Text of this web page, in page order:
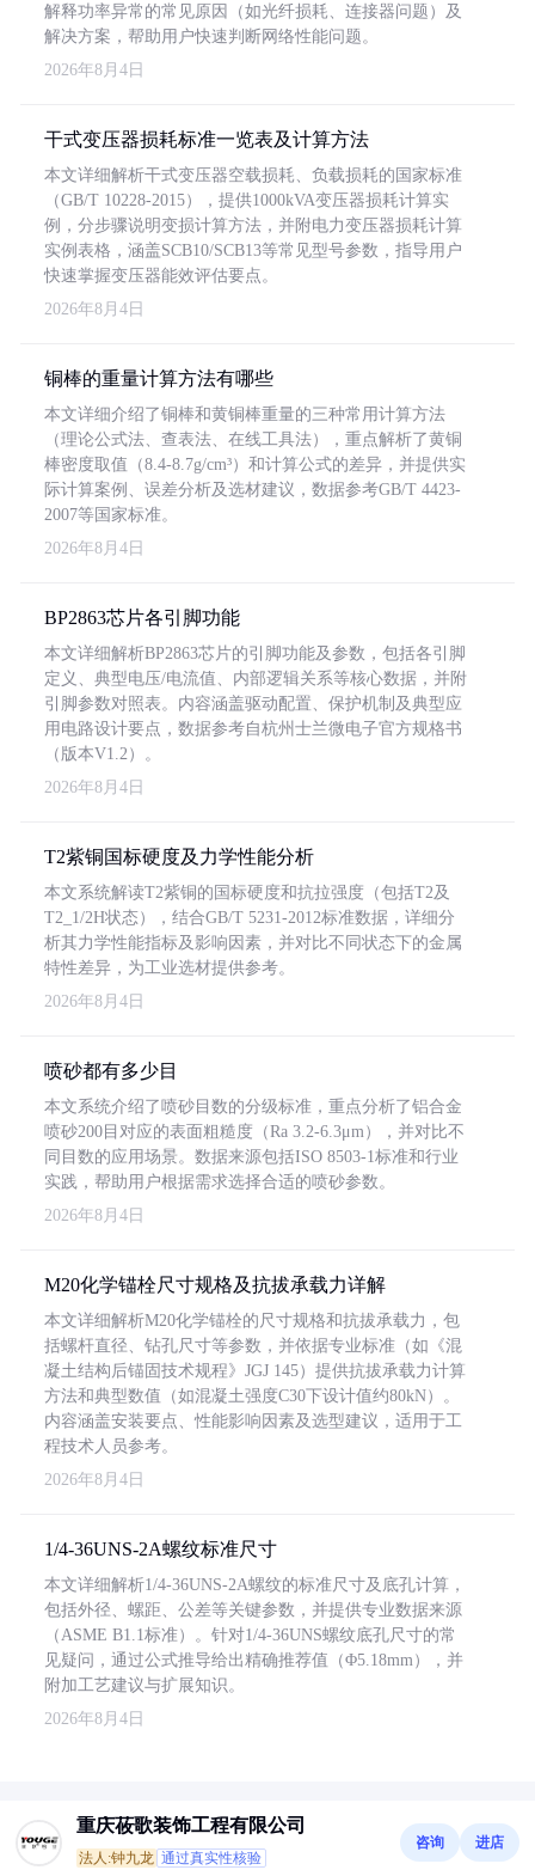
解释功率异常的常见原因（如光纤损耗、连接器问题）及
解决方案，帮助用户快速判断网络性能问题。
2026年8月4日
干式变压器损耗标准一览表及计算方法
本文详细解析干式变压器空载损耗、负载损耗的国家标准
（GB/T 10228-2015），提供1000kVA变压器损耗计算实
例，分步骤说明变损计算方法，并附电力变压器损耗计算
实例表格，涵盖SCB10/SCB13等常见型号参数，指导用户
快速掌握变压器能效评估要点。
2026年8月4日
铜棒的重量计算方法有哪些
本文详细介绍了铜棒和黄铜棒重量的三种常用计算方法
（理论公式法、查表法、在线工具法），重点解析了黄铜
棒密度取值（8.4-8.7g/cm³）和计算公式的差异，并提供实
际计算案例、误差分析及选材建议，数据参考GB/T 4423-
2007等国家标准。
2026年8月4日
BP2863芯片各引脚功能
本文详细解析BP2863芯片的引脚功能及参数，包括各引脚
定义、典型电压/电流值、内部逻辑关系等核心数据，并附
引脚参数对照表。内容涵盖驱动配置、保护机制及典型应
用电路设计要点，数据参考自杭州士兰微电子官方规格书
（版本V1.2）。
2026年8月4日
T2紫铜国标硬度及力学性能分析
本文系统解读T2紫铜的国标硬度和抗拉强度（包括T2及
T2_1/2H状态），结合GB/T 5231-2012标准数据，详细分
析其力学性能指标及影响因素，并对比不同状态下的金属
特性差异，为工业选材提供参考。
2026年8月4日
喷砂都有多少目
本文系统介绍了喷砂目数的分级标准，重点分析了铝合金
喷砂200目对应的表面粗糙度（Ra 3.2-6.3μm），并对比不
同目数的应用场景。数据来源包括ISO 8503-1标准和行业
实践，帮助用户根据需求选择合适的喷砂参数。
2026年8月4日
M20化学锚栓尺寸规格及抗拔承载力详解
本文详细解析M20化学锚栓的尺寸规格和抗拔承载力，包
括螺杆直径、钻孔尺寸等参数，并依据专业标准（如《混
凝土结构后锚固技术规程》JGJ 145）提供抗拔承载力计算
方法和典型数值（如混凝土强度C30下设计值约80kN）。
内容涵盖安装要点、性能影响因素及选型建议，适用于工
程技术人员参考。
2026年8月4日
1/4-36UNS-2A螺纹标准尺寸
本文详细解析1/4-36UNS-2A螺纹的标准尺寸及底孔计算，
包括外径、螺距、公差等关键参数，并提供专业数据来源
（ASME B1.1标准）。针对1/4-36UNS螺纹底孔尺寸的常
见疑问，通过公式推导给出精确推荐值（Φ5.18mm），并
附加工艺建议与扩展知识。
2026年8月4日
重庆莜歌装饰工程有限公司
法人:钟九龙 通过真实性核验
咨询 进店